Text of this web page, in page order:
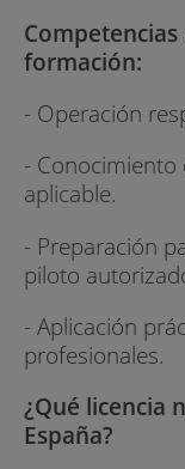
formación:
- Operación
-
aplicable.
- Preparación
piloto
- Aplicación
profesionales.
¿Qué licencia
España?